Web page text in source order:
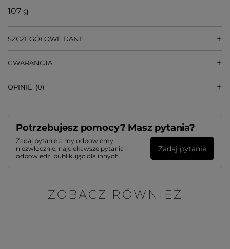
107 g
SZCZEGÓŁOWE DANE
GWARANCJA
OPINIE (0)
Potrzebujesz pomocy? Masz pytania?
Zadaj pytanie a my odpowiemy
niezwłocznie, najciekawsze pytania i
odpowiedzi publikując dla innych.
Zadaj pytanie
ZOBACZ RÓWNIEŻ